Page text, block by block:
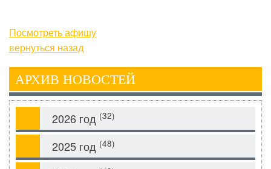
Посмотреть афишу
вернуться назад
АРХИВ НОВОСТЕЙ
2026 год (32)
2025 год (48)